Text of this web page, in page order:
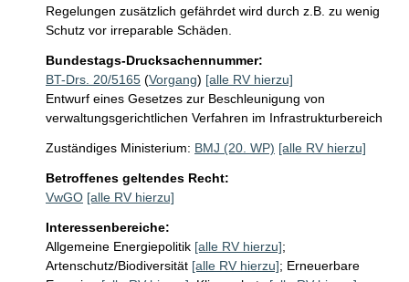
Regelungen zusätzlich gefährdet wird durch z.B. zu wenig
Schutz vor irreparable Schäden.
Bundestags-Drucksachennummer:
BT-Drs. 20/5165 (Vorgang) [alle RV hierzu]
Entwurf eines Gesetzes zur Beschleunigung von
verwaltungsgerichtlichen Verfahren im Infrastrukturbereich
Zuständiges Ministerium: BMJ (20. WP) [alle RV hierzu]
Betroffenes geltendes Recht:
VwGO [alle RV hierzu]
Interessenbereiche:
Allgemeine Energiepolitik [alle RV hierzu];
Artenschutz/Biodiversität [alle RV hierzu]; Erneuerbare